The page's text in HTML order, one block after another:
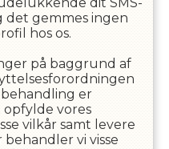
det gemmes ingen
hos os.
på baggrund af
behandling er
opfylde vores
vilkår samt levere
vi visse